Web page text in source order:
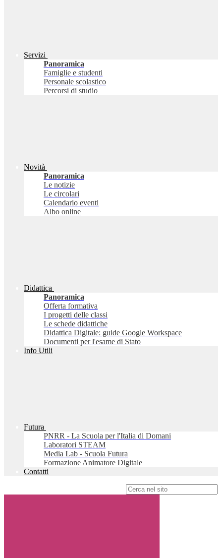
Servizi
Panoramica
Famiglie e studenti
Personale scolastico
Percorsi di studio
Novità
Panoramica
Le notizie
Le circolari
Calendario eventi
Albo online
Didattica
Panoramica
Offerta formativa
I progetti delle classi
Le schede didattiche
Didattica Digitale: guide Google Workspace
Documenti per l'esame di Stato
Info Utili
Futura
PNRR - La Scuola per l'Italia di Domani
Laboratori STEAM
Media Lab - Scuola Futura
Formazione Animatore Digitale
Contatti